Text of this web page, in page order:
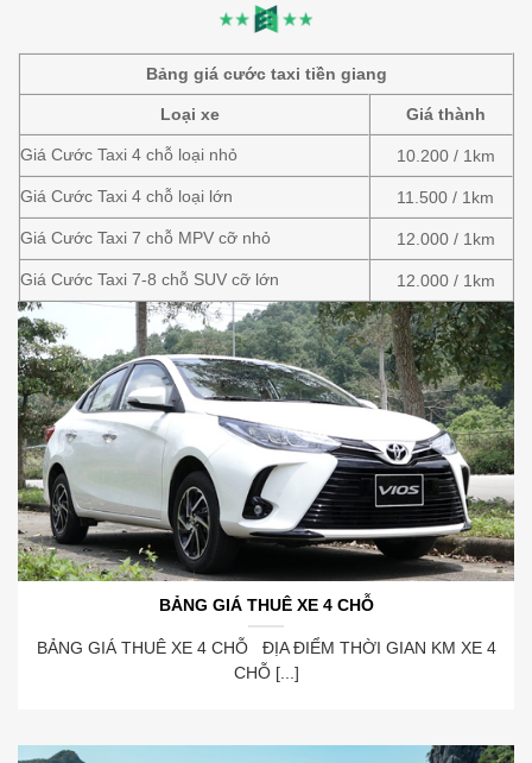
Bảng giá cước taxi tiền giang
Loại xe Giá thành
Giá Cước Taxi 4 chỗ loại nhỏ 10.200 / 1km
Giá Cước Taxi 4 chỗ loại lớn 11.500 / 1km
Giá Cước Taxi 7 chỗ MPV cỡ nhỏ 12.000 / 1km
Giá Cước Taxi 7-8 chỗ SUV cỡ lớn 12.000 / 1km
BẢNG GIÁ THUÊ XE 4 CHỖ
BẢNG GIÁ THUÊ XE 4 CHỖ ĐỊA ĐIỂM THỜI GIAN KM XE 4
CHỖ [...]